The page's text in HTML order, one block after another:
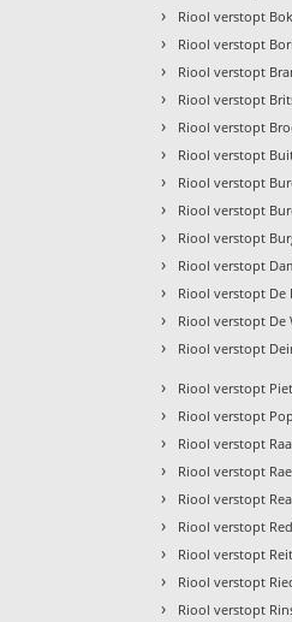
› Riool verstopt
› Riool verstopt
› Riool verstopt
› Riool verstopt
› Riool verstopt
› Riool verstopt
› Riool verstopt
› Riool verstopt
› Riool verstopt
› Riool verstopt
› Riool verstopt De
› Riool verstopt De
› Riool verstopt
› Riool verstopt
› Riool verstopt
› Riool verstopt
› Riool verstopt
› Riool verstopt
› Riool verstopt
› Riool verstopt
› Riool verstopt
› Riool verstopt